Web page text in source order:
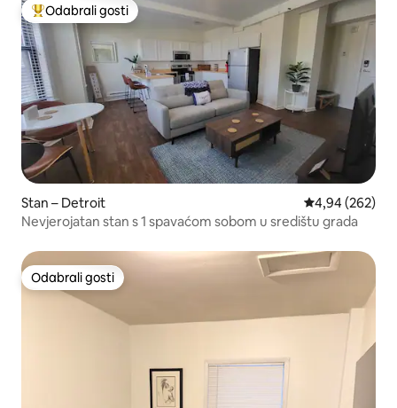
Među najviše rangiranima s oznakom „Odabrali gosti”
Odabrali gosti
Stan – Detroit Prosječna
4,94 (262)
Nevjerojatan stan s 1 spavaćom sobom u središtu grada
Odabrali gosti
Odabrali gosti